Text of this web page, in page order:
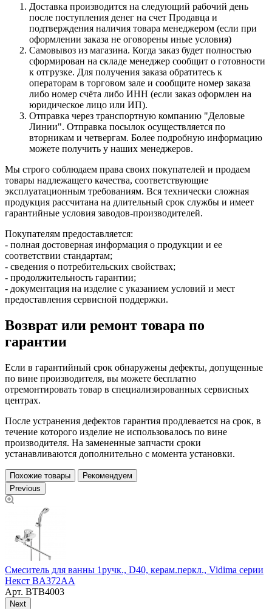
Доставка производится на следующий рабочий день
после поступления денег на счет Продавца и
подтверждения наличия товара менеджером (если при
оформлении заказа не оговорены иные условия)
Самовывоз из магазина. Когда заказ будет полностью
сформирован на складе менеджер сообщит о готовности
к отгрузке. Для получения заказа обратитесь к
операторам в торговом зале и сообщите номер заказа
либо номер счёта либо ИНН (если заказ оформлен на
юридическое лицо или ИП).
Отправка через транспортную компанию "Деловые
Линии". Отправка посылок осуществляется по
вторникам и четвергам. Более подробную информацию
можете получить у наших менеджеров.
Мы строго соблюдаем права своих покупателей и продаем
товары надлежащего качества, соответствующие
эксплуатационным требованиям. Вся технически сложная
продукция рассчитана на длительный срок службы и имеет
гарантийные условия заводов-производителей.
Покупателям предоставляется:
- полная достоверная информация о продукции и ее
соответствии стандартам;
- сведения о потребительских свойствах;
- продолжительность гарантии;
- документация на изделие с указанием условий и мест
предоставления сервисной поддержки.
Возврат или ремонт товара по
гарантии
Если в гарантийный срок обнаружены дефекты, допущенные
по вине производителя, вы можете бесплатно
отремонтировать товар в специализированных сервисных
центрах.
После устранения дефектов гарантия продлевается на срок, в
течение которого изделие не использовалось по вине
производителя. На замененные запчасти сроки
устанавливаются дополнительно с момента установки.
Похожие товары
Рекомендуем
Previous
Смеситель для ванны 1ручк., D40, керам.перкл., Vidima серии
Некст BA372AA
Арт. ВТВ4003
Next